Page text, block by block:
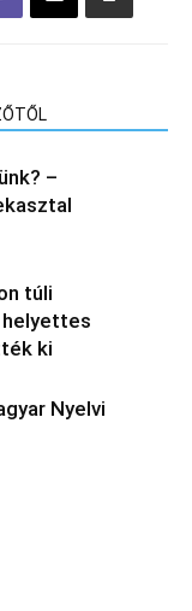
–
túli
ki
Nyelvi